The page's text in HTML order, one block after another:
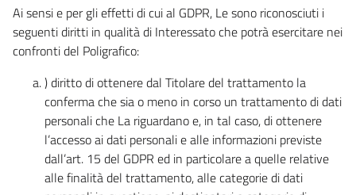
Ai sensi e per gli effetti di cui al GDPR, Le sono riconosciuti i
seguenti diritti in qualità di Interessato che potrà esercitare nei
confronti del Poligrafico:
) diritto di ottenere dal Titolare del trattamento la
conferma che sia o meno in corso un trattamento di dati
personali che La riguardano e, in tal caso, di ottenere
l’accesso ai dati personali e alle informazioni previste
dall’art. 15 del GDPR ed in particolare a quelle relative
alle finalità del trattamento, alle categorie di dati